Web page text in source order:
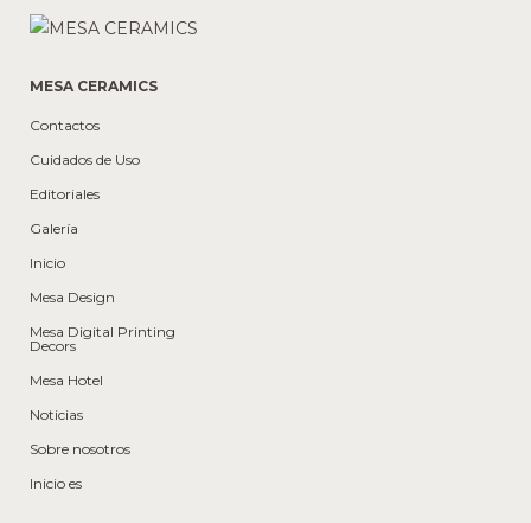
MESA CERAMICS
Contactos
Cuidados de Uso
Editoriales
Galería
Inicio
Mesa Design
Mesa Digital Printing
Decors
Mesa Hotel
Noticias
Sobre nosotros
Inicio es